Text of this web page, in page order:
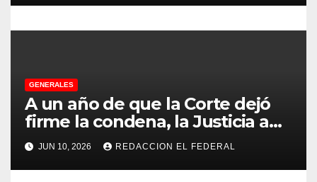
r
d
a
s
GENERALES
A un año de que la Corte dejó
firme la condena, la Justicia aún
no pudo decomisarle ni un peso
a CFK
JUN 10, 2026 REDACCION EL FEDERAL